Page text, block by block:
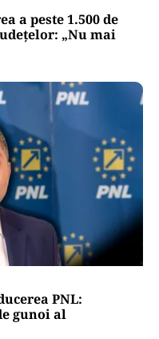
a peste 1.500 de
„Nu mai
PNL:
gunoi al